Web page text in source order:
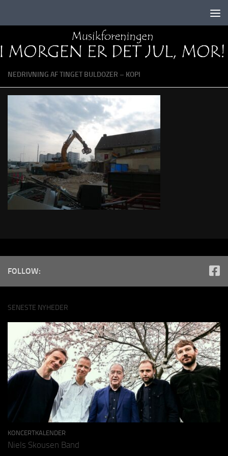
NEDRIVNING AF TINGET BULDOZER – KOPI
FOLLOW:
SENESTE NYHEDER
KONCERTKALENDER
Niels Skousen Band